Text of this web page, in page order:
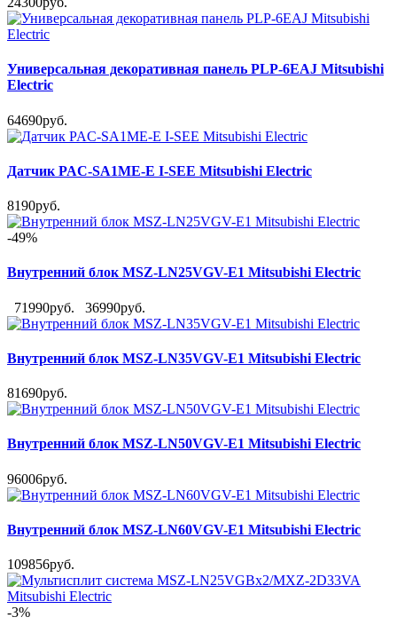
Универсальная декоративная панель PLP-6EAJ Mitsubishi
Electric
64690руб.
Датчик PAC-SA1ME-E I-SEE Mitsubishi Electric
8190руб.
-49%
Внутренний блок MSZ-LN25VGV-E1 Mitsubishi Electric
71990руб. 36990руб.
Внутренний блок MSZ-LN35VGV-E1 Mitsubishi Electric
81690руб.
Внутренний блок MSZ-LN50VGV-E1 Mitsubishi Electric
96006руб.
Внутренний блок MSZ-LN60VGV-E1 Mitsubishi Electric
109856руб.
-3%